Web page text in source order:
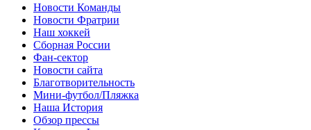
Новости Команды
Новости Фратрии
Наш хоккей
Сборная России
Фан-cектор
Новости сайта
Благотворительность
Мини-футбол/Пляжка
Наша История
Обзор прессы